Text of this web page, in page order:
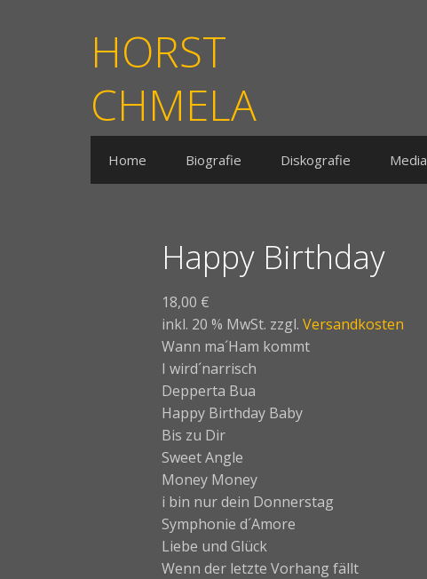
HORST
CHMELA
Home Biografie Diskografie Media
Happy Birthday
18,00 €
inkl. 20 % MwSt. zzgl. Versandkosten
Wann ma´Ham kommt
I wird´narrisch
Depperta Bua
Happy Birthday Baby
Bis zu Dir
Sweet Angle
Money Money
i bin nur dein Donnerstag
Symphonie d´Amore
Liebe und Glück
Wenn der letzte Vorhang fällt